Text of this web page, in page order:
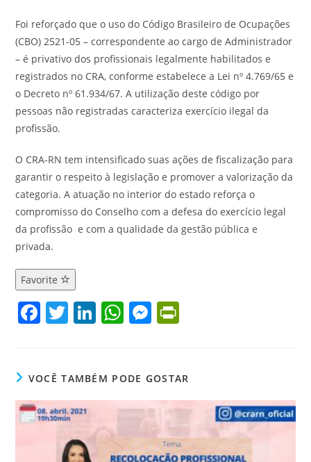
Foi reforçado que o uso do Código Brasileiro de Ocupações
(CBO) 2521-05 – correspondente ao cargo de Administrador
– é privativo dos profissionais legalmente habilitados e
registrados no CRA, conforme estabelece a Lei nº 4.769/65 e
o Decreto nº 61.934/67. A utilização deste código por
pessoas não registradas caracteriza exercício ilegal da
profissão.
O CRA-RN tem intensificado suas ações de fiscalização para
garantir o respeito à legislação e promover a valorização da
categoria. A atuação no interior do estado reforça o
compromisso do Conselho com a defesa do exercício legal
da profissão e com a qualidade da gestão pública e
privada.
Favorite
F
e
b
o
T
er
Li
e
dI
n
W
s
A
p
M
e
n
g
er
ri
e
dl
VOCÊ TAMBÉM PODE GOSTAR